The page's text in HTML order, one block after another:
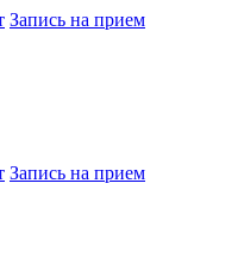
Запись на прием
Запись на прием